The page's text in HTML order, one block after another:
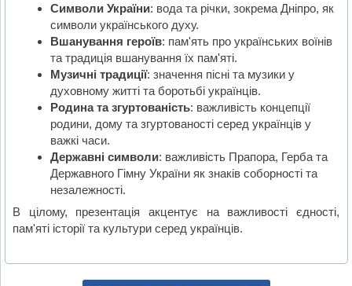
Символи України: вода та річки, зокрема Дніпро, як
символи українського духу.
Вшанування героїв: пам'ять про українських воїнів
та традиція вшанування їх пам'яті.
Музичні традиції: значення пісні та музики у
духовному житті та боротьбі українців.
Родина та згуртованість: важливість концепції
родини, дому та згуртованості серед українців у
важкі часи.
Державні символи: важливість Прапора, Герба та
Державного Гімну України як знаків соборності та
незалежності.
В цілому, презентація акцентує на важливості єдності,
пам'яті історії та культури серед українців.